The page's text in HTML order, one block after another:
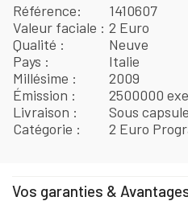
Référence
1410607
Valeur faciale
2 Euro
Qualité
Neuve
Pays
Italie
Millésime
2009
Émission
2500000
Livraison
Sous capsule
Catégorie
2 Euro
Vos garanties &